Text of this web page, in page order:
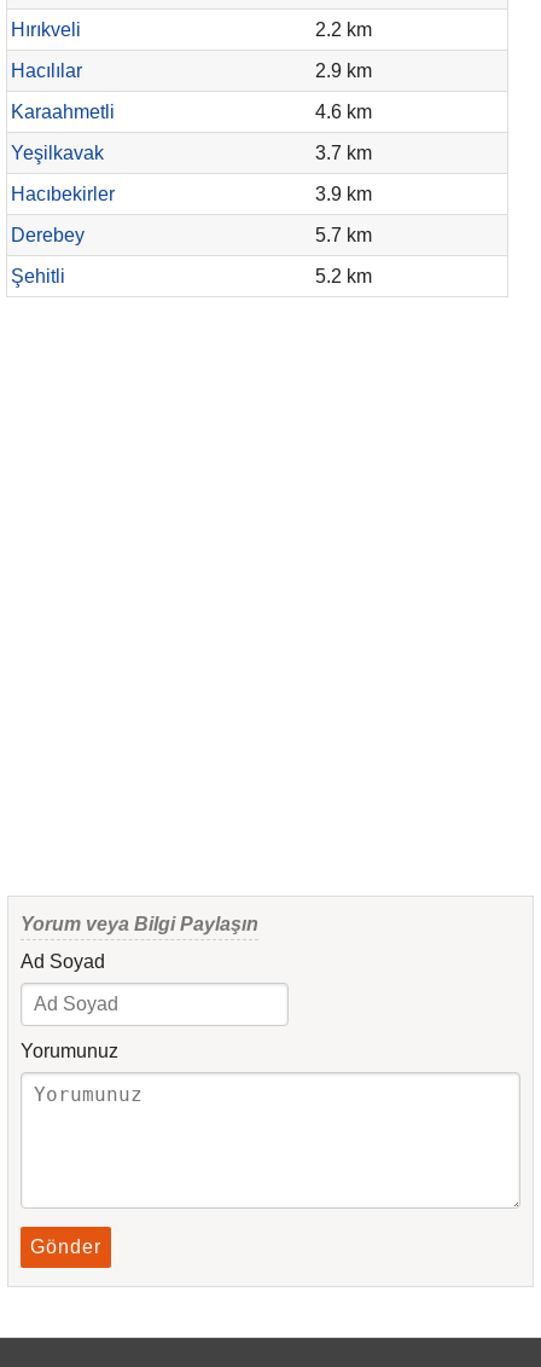
Hırıkveli
2.2 km
Hacılılar
2.9 km
Karaahmetli
4.6 km
Yeşilkavak
3.7 km
Hacıbekirler
3.9 km
Derebey
5.7 km
Şehitli
5.2 km
Yorum veya Bilgi Paylaşın
Ad Soyad
Yorumunuz
Gönder